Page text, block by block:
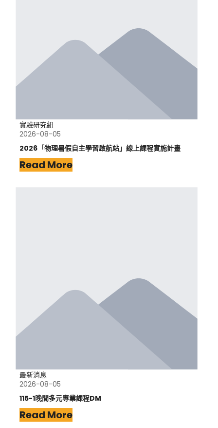
實驗研究組
2026-08-05
2026「物理暑假自主學習啟航站」線上課程實施計畫
Read More
最新消息
2026-08-05
115-1晚間多元專業課程DM
Read More